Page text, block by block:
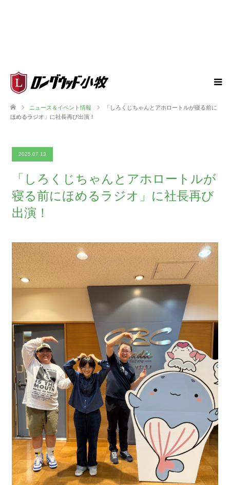
ニュース＆イベント情報
「しろくじちゃんとアホロートルが寝る前に
ほめるラジオ」に社長再び出演！
2025.07.13
「しろくじちゃんとアホロートルが
寝る前にほめるラジオ」に社長再び
出演！